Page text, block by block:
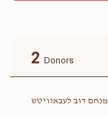
2 Donors
מנחם דוב לעבאוויטש